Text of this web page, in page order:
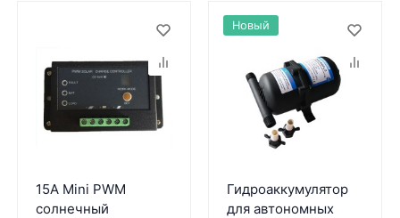
15A Mini PWM
солнечный
Гидроаккумулятор
для автономных
Новый